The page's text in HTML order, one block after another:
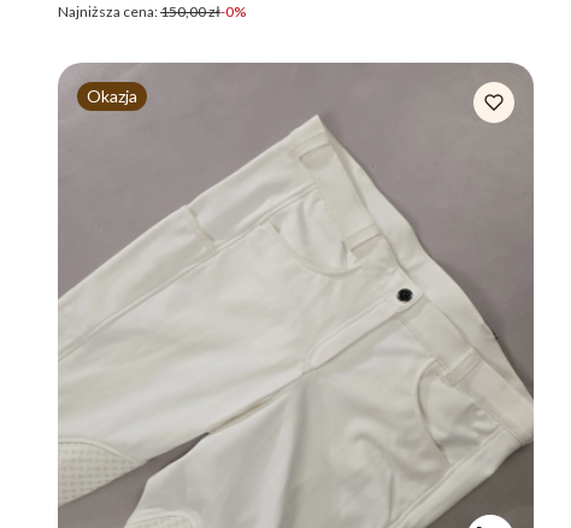
Najniższa cena:150,00 zł-0%
Okazja